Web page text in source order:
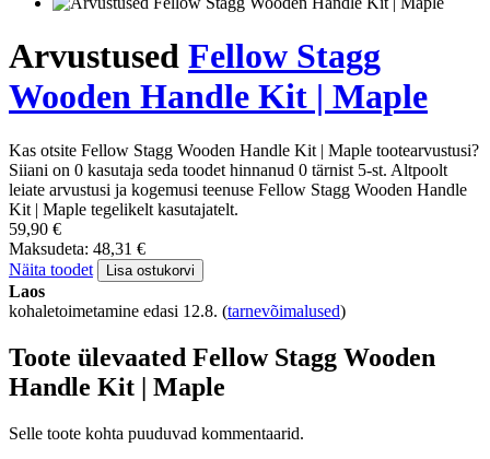
Arvustused Fellow Stagg
Wooden Handle Kit | Maple
Kas otsite Fellow Stagg Wooden Handle Kit | Maple tootearvustusi?
Siiani on 0 kasutaja seda toodet hinnanud 0 tärnist 5-st. Altpoolt
leiate arvustusi ja kogemusi teenuse Fellow Stagg Wooden Handle
Kit | Maple tegelikelt kasutajatelt.
59,90 €
Maksudeta: 48,31 €
Näita toodet
Lisa ostukorvi
Laos
kohaletoimetamine edasi 12.8. (tarnevõimalused)
Toote ülevaated Fellow Stagg Wooden
Handle Kit | Maple
Selle toote kohta puuduvad kommentaarid.